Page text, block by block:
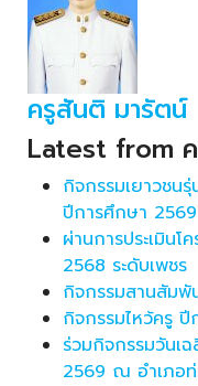
ครูสันติ มารัตน์
Latest from
กิจกรรมเยาวชน
ปีการศึกษา 2569
ผ่านการประเมิน
2568 ระดับเพชร
กิจกรรมสานสัมพั
กิจกรรมไหว้ครู
ร่วมกิจกรรมวันเ
2569 ณ อำเภอท่